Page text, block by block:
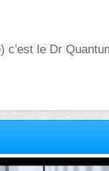
c'est le Dr